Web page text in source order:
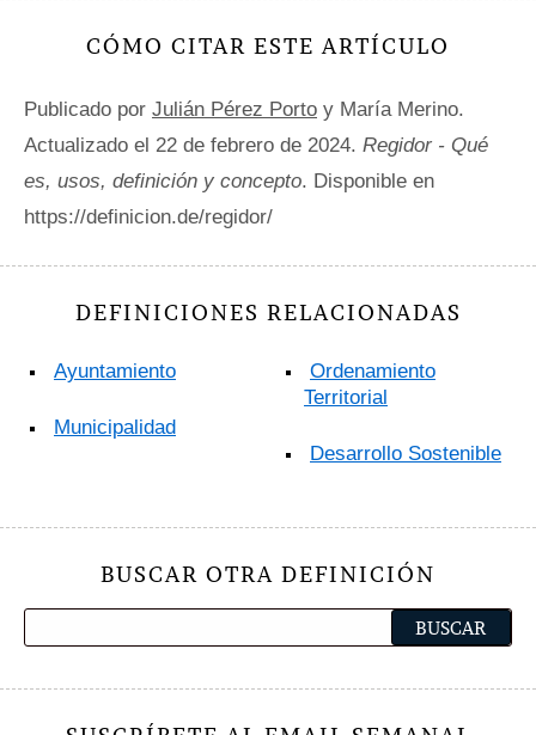
CÓMO CITAR ESTE ARTÍCULO
Publicado por Julián Pérez Porto y María Merino.
Actualizado el 22 de febrero de 2024. Regidor - Qué
es, usos, definición y concepto. Disponible en
https://definicion.de/regidor/
DEFINICIONES RELACIONADAS
Ayuntamiento
Municipalidad
Ordenamiento
Territorial
Desarrollo Sostenible
BUSCAR OTRA DEFINICIÓN